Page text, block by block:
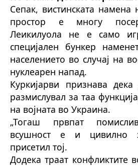
Сепак, вистинската намена
простор е многу
Леикилуола не е само
специјален бункер
населението во случај на
нуклеарен напад.
Куркијарви признава
размислувал за таа
на војната во Украина.
„Тогаш првпат
всушност е и цивилно
присетил тој.
Додека траат конфликтите